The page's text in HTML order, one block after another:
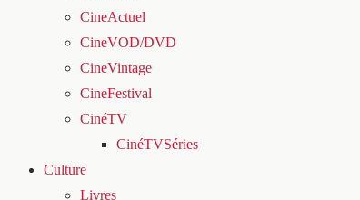
CineActuel
CineVOD/DVD
CineVintage
CineFestival
CinéTV
CinéTVSéries
Culture
Livres